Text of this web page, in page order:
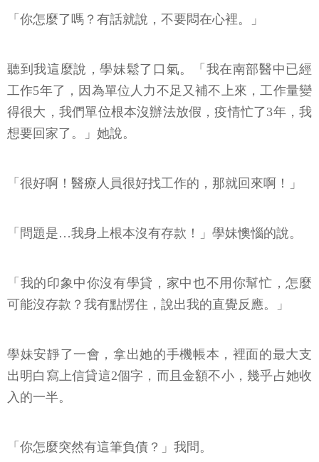
「你怎麼了嗎？有話就說，不要悶在心裡。」
聽到我這麼說，學妹鬆了口氣。「我在南部醫中已經
工作5年了，因為單位人力不足又補不上來，工作量變
得很大，我們單位根本沒辦法放假，疫情忙了3年，我
想要回家了。」她說。
「很好啊！醫療人員很好找工作的，那就回來啊！」
「問題是…我身上根本沒有存款！」學妹懊惱的說。
「我的印象中你沒有學貸，家中也不用你幫忙，怎麼
可能沒存款？我有點愣住，說出我的直覺反應。」
學妹安靜了一會，拿出她的手機帳本，裡面的最大支
出明白寫上信貸這2個字，而且金額不小，幾乎占她收
入的一半。
「你怎麼突然有這筆負債？」我問。